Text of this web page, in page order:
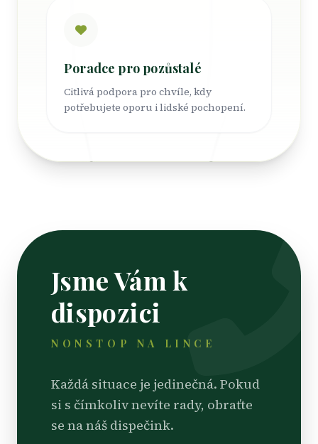
Poradce pro pozůstalé
Citlivá podpora pro chvíle, kdy
potřebujete oporu i lidské pochopení.
Jsme Vám k
dispozici
NONSTOP NA LINCE
Každá situace je jedinečná. Pokud
si s čímkoliv nevíte rady, obraťte
se na náš dispečink.